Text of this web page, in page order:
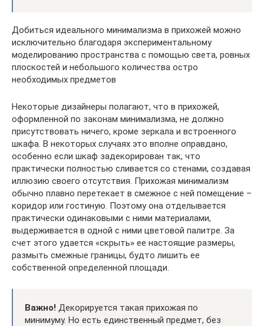
Добиться идеального минимализма в прихожей можно
исключительно благодаря экспериментальному
моделированию пространства с помощью света, ровных
плоскостей и небольшого количества остро
необходимых предметов
Некоторые дизайнеры полагают, что в прихожей,
оформленной по законам минимализма, не должно
присутствовать ничего, кроме зеркала и встроенного
шкафа. В некоторых случаях это вполне оправдано,
особенно если шкаф задекорирован так, что
практически полностью сливается со стенами, создавая
иллюзию своего отсутствия. Прихожая минимализм
обычно плавно перетекает в смежное с ней помещение –
коридор или гостиную. Поэтому она отделывается
практически одинаковыми с ними материалами,
выдерживается в одной с ними цветовой палитре. За
счет этого удается «скрыть» ее настоящие размеры,
размыть смежные границы, будто лишить ее
собственной определенной площади.
Важно! Декорируется такая прихожая по
минимуму. Но есть единственный предмет, без